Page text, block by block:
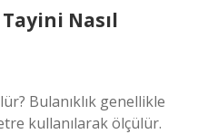
Nasıl
Bulanıklık genellikle
kullanılarak ölçülür.